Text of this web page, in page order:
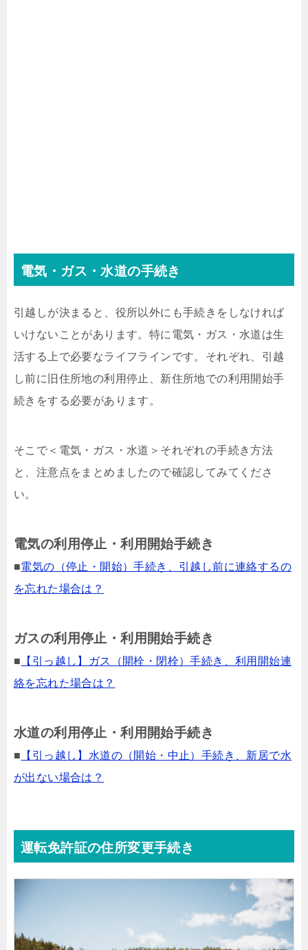
電気・ガス・水道の手続き
引越しが決まると、役所以外にも手続きをしなければ
いけないことがあります。特に電気・ガス・水道は生
活する上で必要なライフラインです。それぞれ、引越
し前に旧住所地の利用停止、新住所地での利用開始手
続きをする必要があります。
そこで＜電気・ガス・水道＞それぞれの手続き方法
と、注意点をまとめましたので確認してみてくださ
い。
電気の利用停止・利用開始手続き
■電気の（停止・開始）手続き、引越し前に連絡するの
を忘れた場合は？
ガスの利用停止・利用開始手続き
■ 【引っ越し】ガス（開栓・閉栓）手続き、利用開始連
絡を忘れた場合は？
水道の利用停止・利用開始手続き
■ 【引っ越し】水道の（開始・中止）手続き、新居で水
が出ない場合は？
運転免許証の住所変更手続き